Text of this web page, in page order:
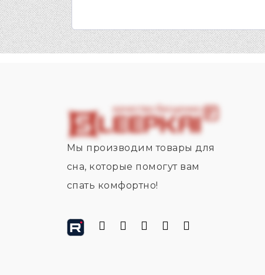
Мы производим товары для
сна, которые помогут вам
спать комфортно!